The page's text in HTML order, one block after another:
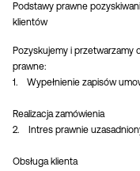
Podstawy prawne
klientów
Pozyskujemy i
prawne:
1. Wypełnienie zapisów
Realizacja zamówienia
2. Intres prawnie
Obsługa klienta